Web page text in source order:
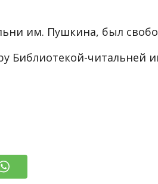
им. Пушкина, был
Библиотекой-читальней